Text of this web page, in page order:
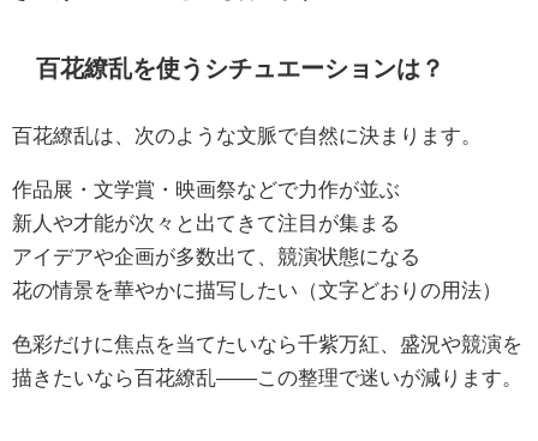
百花繚乱を使うシチュエーションは？
百花繚乱は、次のような文脈で自然に決まります。
作品展・文学賞・映画祭などで力作が並ぶ
新人や才能が次々と出てきて注目が集まる
アイデアや企画が多数出て、競演状態になる
花の情景を華やかに描写したい（文字どおりの用法）
色彩だけに焦点を当てたいなら千紫万紅、盛況や競演を
描きたいなら百花繚乱——この整理で迷いが減ります。